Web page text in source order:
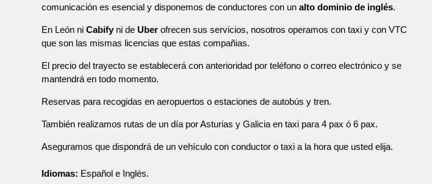
comunicación es esencial y disponemos de conductores con un alto dominio de inglés.
En León ni Cabifyni de Uberofrecen sus servicios, nosotros operamos con taxi y con VTC
que son las mismas licencias que estas compañias.
El precio del trayecto se establecerá con anterioridad por teléfono o correo electrónico y se
mantendrá en todo momento.
Reservas para recogidas en aeropuertos o estaciones de autobús y tren.
También realizamos rutas de un día por Asturias y Galicia en taxi para 4 pax ó 6 pax.
Aseguramos que dispondrá de un vehículo con conductor o taxi a la hora que usted elija.
Idiomas: Español e Inglés.